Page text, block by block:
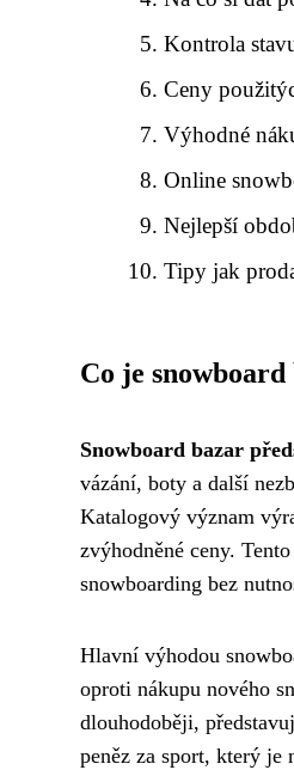
Kontrola
Ceny
Výhodné
Online
Nejlepší
Tipy jak
Co je
Snowboard bazar
vázání, boty a další
Katalogový význam
zvýhodněné ceny.
snowboarding bez
Hlavní výhodou
oproti nákupu nového
dlouhodoběji,
peněz za sport, který je